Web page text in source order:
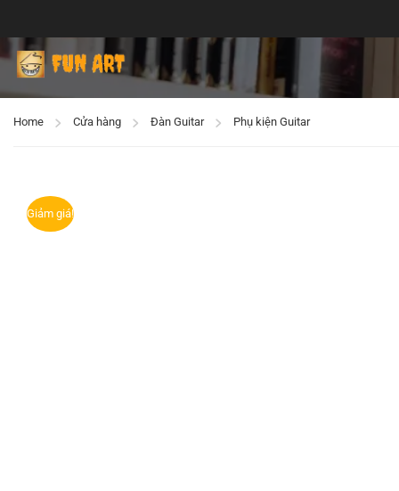
Home Cửa hàng Đàn Guitar Phụ kiện Guitar
Giảm giá!